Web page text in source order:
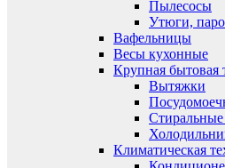
Пылесосы
Утюги,
Вафельницы
Весы кухонные
Крупная бытовая
Вытяжки
Климатическая